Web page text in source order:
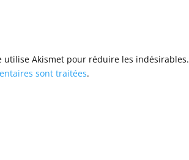
utilise Akismet pour réduire les indésirables.
sont traitées.